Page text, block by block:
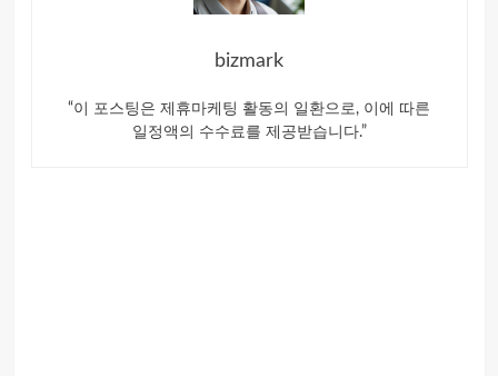
bizmark
“이 포스팅은 제휴마케팅 활동의 일환으로, 이에 따른
일정액의 수수료를 제공받습니다.”